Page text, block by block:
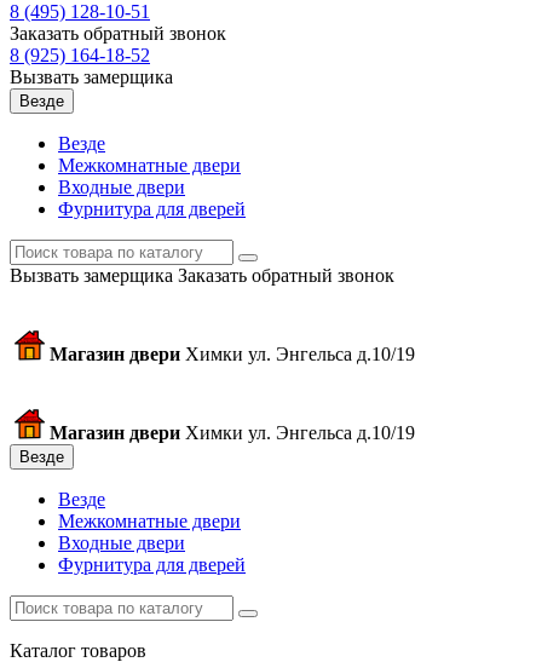
8 (495) 128-10-51
Заказать обратный звонок
8 (925) 164-18-52
Вызвать замерщика
Везде
Везде
Межкомнатные двери
Входные двери
Фурнитура для дверей
Вызвать замерщика Заказать обратный звонок
Магазин двери Химки ул. Энгельса д.10/19
Магазин двери Химки ул. Энгельса д.10/19
Везде
Везде
Межкомнатные двери
Входные двери
Фурнитура для дверей
Каталог товаров